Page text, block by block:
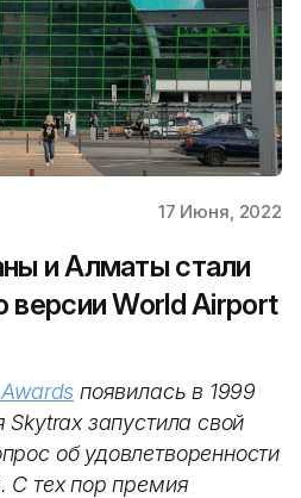
17 Июня, 2022
и Алматы стали
World Airport
появилась в 1999
Skytrax запустила свой
об удовлетворенности
С тех пор премия